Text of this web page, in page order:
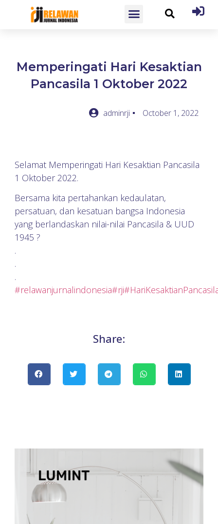
Memperingati Hari Kesaktian
Pancasila 1 Oktober 2022
adminrji October 1, 2022
Selamat Memperingati Hari Kesaktian Pancasila
1 Oktober 2022.
Bersama kita pertahankan kedaulatan,
persatuan, dan kesatuan bangsa Indonesia
yang berlandaskan nilai-nilai Pancasila & UUD
1945 ?
.
.
.
#relawanjurnalindonesia#rji
Share: